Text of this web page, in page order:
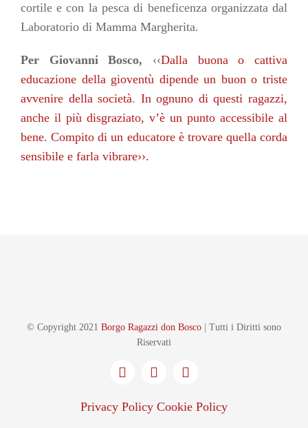
cortile e con la pesca di beneficenza organizzata dal
Laboratorio di Mamma Margherita.
Per Giovanni Bosco, ‹‹Dalla buona o cattiva
educazione della gioventù dipende un buon o triste
avvenire della società. In ognuno di questi ragazzi,
anche il più disgraziato, v’è un punto accessibile al
bene. Compito di un educatore è trovare quella corda
sensibile e farla vibrare››.
© Copyright 2021 Borgo Ragazzi don Bosco | Tutti i Diritti sono
Riservati
Privacy Policy Cookie Policy